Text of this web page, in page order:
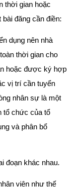
thời gian hoặc
đăng cần điền:
dụng nên nhà
thời gian cho
hoặc được ký hợp
vị trí cần tuyển
nhân sự là một
tổ chức của tổ
và phân bổ
đoạn khác nhau.
viên như thế